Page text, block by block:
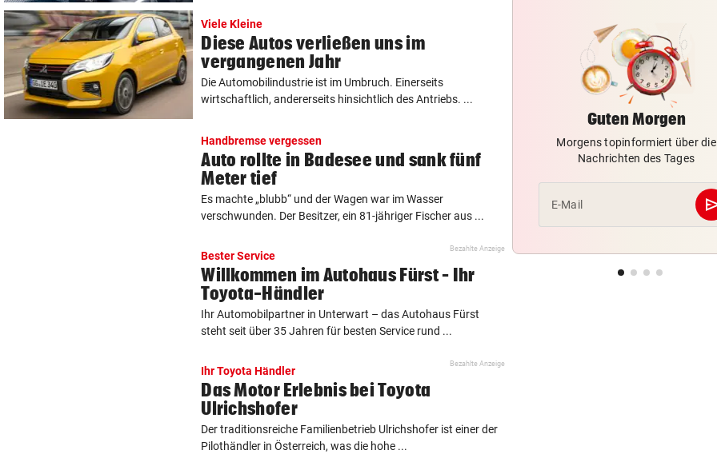
Viele Kleine
Diese Autos verließen uns im
vergangenen Jahr
Die Automobilindustrie ist im Umbruch. Einerseits
wirtschaftlich, andererseits hinsichtlich des Antriebs. ...
Handbremse vergessen
Auto rollte in Badesee und sank fünf
Meter tief
Es machte „blubb“ und der Wagen war im Wasser
verschwunden. Der Besitzer, ein 81-jähriger Fischer aus ...
Bezahlte Anzeige
Bester Service
Willkommen im Autohaus Fürst – Ihr
Toyota-Händler
Ihr Automobilpartner in Unterwart – das Autohaus Fürst
steht seit über 35 Jahren für besten Service rund ...
Bezahlte Anzeige
Ihr Toyota Händler
Das Motor Erlebnis bei Toyota
Ulrichshofer
Der traditionsreiche Familienbetrieb Ulrichshofer ist einer der
Pilothändler in Österreich, was die hohe ...
als Bärendienst
Guten Morgen
Morgens topinformiert über die
Nachrichten des Tages
E-Mail